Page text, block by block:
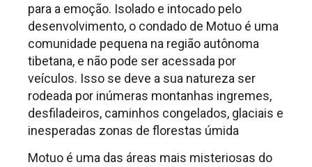
para a emoção. Isolado e intocado pelo
desenvolvimento, o condado de Motuo é uma
comunidade pequena na região autônoma
tibetana, e não pode ser acessada por
veículos. Isso se deve a sua natureza ser
rodeada por inúmeras montanhas ingremes,
desfiladeiros, caminhos congelados, glaciais e
inesperadas zonas de florestas úmida
Motuo é uma das áreas mais misteriosas do